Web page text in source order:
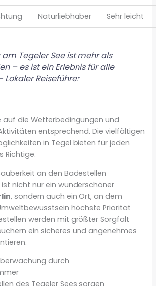
Naturliebhaber Sehr leicht
am Tegeler See ist mehr als
– es ist ein Erlebnis für alle
Lokaler Reiseführer
auf die Wetterbedingungen und
entsprechend. Die vielfältigen
in Tegel bieten für jeden
Richtige.
an den Badestellen
ist nicht nur ein wunderschöner
, sondern auch ein Ort, an dem
höchste Priorität
werden mit größter Sorgfalt
ein sicheres und angenehmes
durch
des Tegeler Sees sorgen